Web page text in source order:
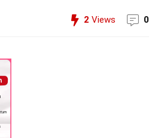
2 Views 0